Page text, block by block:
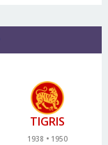
TIGRIS
1938
1950